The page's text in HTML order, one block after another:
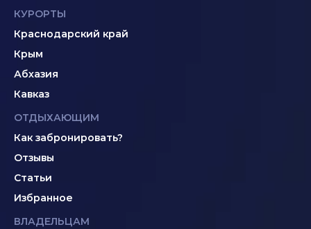
КУРОРТЫ
Краснодарский край
Крым
Абхазия
Кавказ
ОТДЫХАЮЩИМ
Как забронировать?
Отзывы
Статьи
Избранное
ВЛАДЕЛЬЦАМ